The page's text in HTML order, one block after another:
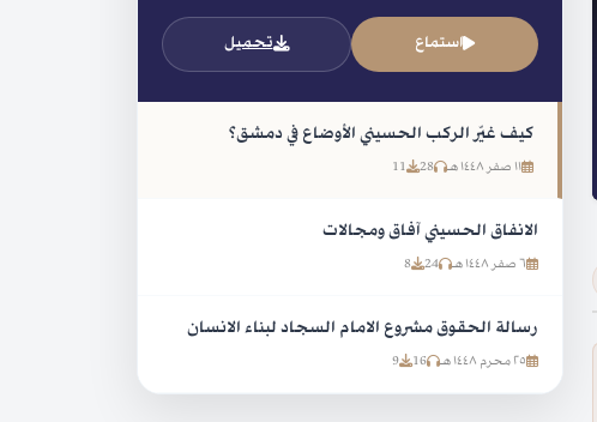
استماع تحميل
كيف غيّر الركب الحسيني الأوضاع في دمشق؟
١١ صفر ١٤٤٨ هـ 28
11
الانفاق الحسيني آفاق ومجالات
٦ صفر ١٤٤٨ هـ 24
8
رسالة الحقوق مشروع الامام السجاد لبناء الانسان
٢٥ محرم ١٤٤٨ هـ 16
9